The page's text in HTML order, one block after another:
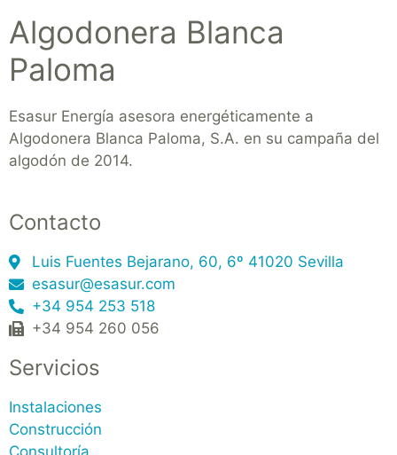
Algodonera Blanca
Paloma
Esasur Energía asesora energéticamente a
Algodonera Blanca Paloma, S.A. en su campaña del
algodón de 2014.
Contacto
Luis Fuentes Bejarano, 60, 6º 41020 Sevilla
esasur@esasur.com
+34 954 253 518
+34 954 260 056
Servicios
Instalaciones
Construcción